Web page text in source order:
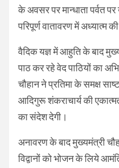
के अवसर पर मान्धाता पर्वत
परिपूर्ण वातावरण में अध्यात्म
वैदिक यज्ञ में आहुति के बाद
पाठ कर रहे वेद पाठियों का
चौहान ने प्रतिमा के समक्ष
आदिगुरू शंकराचार्य की
का संदेश देगी।
अनावरण के बाद मुख्यमंत्री
विद्वानों को भोजन के लिये